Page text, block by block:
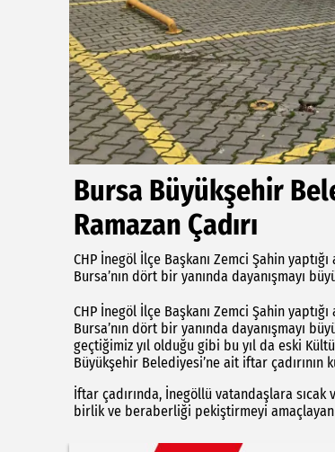
Bursa Büyükşehir
Ramazan Çadırı
CHP İnegöl İlçe Başkanı Zemci Şahin
Bursa’nın dört bir yanında dayanışmayı
CHP İnegöl İlçe Başkanı Zemci Şahin
Bursa’nın dört bir yanında dayanışmayı
geçtiğimiz yıl olduğu gibi bu yıl da eski
Büyükşehir Belediyesi’ne ait iftar çadırının
İftar çadırında, İnegöllü vatandaşlara
birlik ve beraberliği pekiştirmeyi amaçlayan